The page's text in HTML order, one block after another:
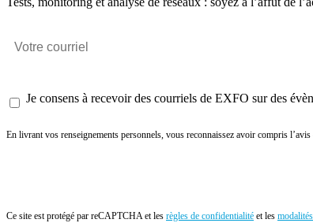
Je consens à recevoir des courriels de EXFO sur des
En livrant vos renseignements personnels, vous reconnaissez avoir compris
Ce site est protégé par reCAPTCHA et les règles de confidentialité et les